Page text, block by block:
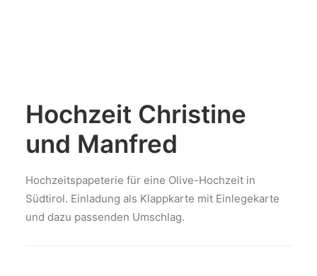
Hochzeit Christine
und Manfred
Hochzeitspapeterie für eine Olive-Hochzeit in
Südtirol. Einladung als Klappkarte mit Einlegekarte
und dazu passenden Umschlag.